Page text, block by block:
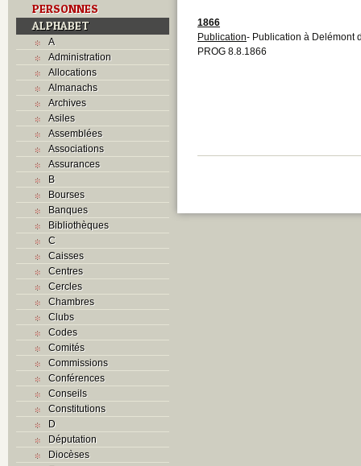
PERSONNES
ALPHABET
A
Administration
Allocations
Almanachs
Archives
Asiles
Assemblées
Associations
Assurances
B
Bourses
Banques
Bibliothèques
C
Caisses
Centres
Cercles
Chambres
Clubs
Codes
Comités
Commissions
Conférences
Conseils
Constitutions
D
Députation
Diocèses
1866
Publication- Publication à Delémont
PROG 8.8.1866